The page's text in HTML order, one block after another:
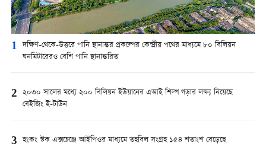
1 দক্ষিণ-থেকে-উত্তরে পানি স্থানান্তর প্রকল্পের কেন্দ্রীয় পথের মাধ্যমে ৮০ বিলিয়ন
ঘনমিটারেরও বেশি পানি স্থানান্তরিত
2 ২০৩০ সালের মধ্যে ২০০ বিলিয়ন ইউয়ানের এআই শিল্প গড়ার লক্ষ্য নিয়েছে
বেইজিং ই-টাউন
3 হংকং স্টক এক্সচেঞ্জে আইপিওর মাধ্যমে তহবিল সংগ্রহ ১৫৪ শতাংশ বেড়েছে